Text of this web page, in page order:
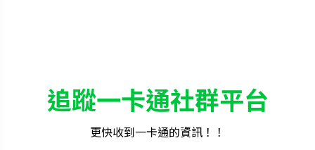
追蹤一卡通社群平台
更快收到一卡通的資訊！！